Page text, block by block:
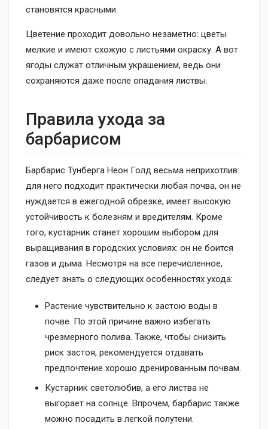
становятся красными.
Цветение проходит довольно незаметно: цветы
мелкие и имеют схожую с листьями окраску. А вот
ягоды служат отличным украшением, ведь они
сохраняются даже после опадания листвы.
Правила ухода за
барбарисом
Барбарис Тунберга Неон Голд весьма неприхотлив:
для него подходит практически любая почва, он не
нуждается в ежегодной обрезке, имеет высокую
устойчивость к болезням и вредителям. Кроме
того, кустарник станет хорошим выбором для
выращивания в городских условиях: он не боится
газов и дыма. Несмотря на все перечисленное,
следует знать о следующих особенностях ухода:
Растение чувствительно к застою воды в
почве. По этой причине важно избегать
чрезмерного полива. Также, чтобы снизить
риск застоя, рекомендуется отдавать
предпочтение хорошо дренированным почвам.
Кустарник светолюбив, а его листва не
выгорает на солнце. Впрочем, барбарис также
можно посадить в легкой полутени.